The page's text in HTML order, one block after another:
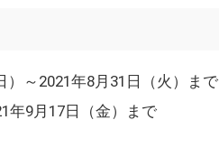
～2021年8月31日（火）まで
年9月17日（金）まで